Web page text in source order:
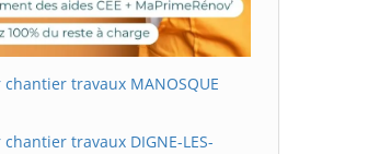
travaux MANOSQUE
travaux DIGNE-LES-